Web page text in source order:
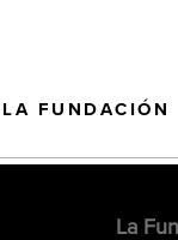
LA FUNDACIÓN
La